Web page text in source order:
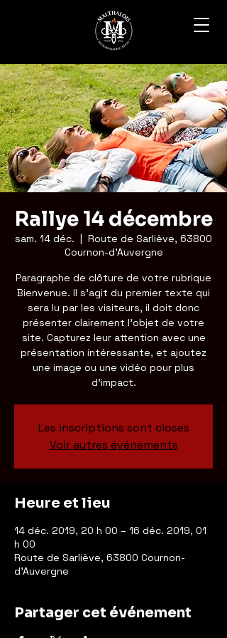
Rallye 14 décembre
sam. 14 déc.
  |
Route de Sarliève, 63800
Cournon-d'Auvergne
Paragraphe de clôture de votre rubrique
Bienvenue. Il s'agit du premier texte qui
sera lu par les visiteurs, il doit donc
présenter clairement l'objet de votre
site. Capturez leur attention avec une
présentation intéressante, et ajoutez
une image ou une vidéo pour plus
d'impact.
Les inscriptions sont closes
Voir autres événements
Heure et lieu
14 déc. 2019, 20 h 00 – 16 déc. 2019, 01
h 00
Route de Sarliève, 63800 Cournon-
d'Auvergne
Partager cet événement